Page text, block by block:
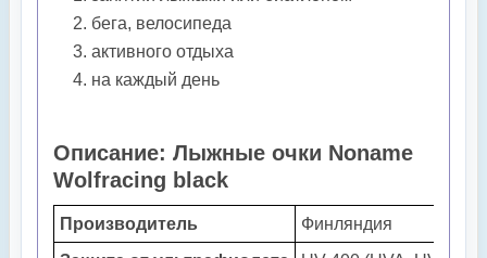
бега, велосипеда
активного отдыха
на каждый день
Описание: Лыжные очки Noname
Wolfracing black
Производитель
Финляндия